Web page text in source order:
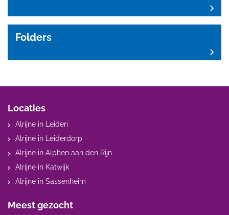
Folders
Locaties
Alrijne in Leiden
Alrijne in Leiderdorp
Alrijne in Alphen aan den Rijn
Alrijne in Katwijk
Alrijne in Sassenheim
Meest gezocht